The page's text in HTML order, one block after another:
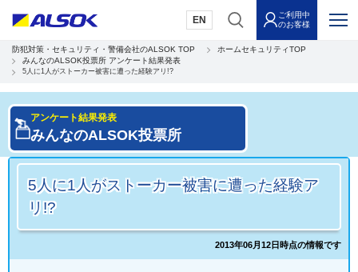
EN
ご利用中
のお客様
防犯対策・セキュリティ・警備会社のALSOK TOP
ホームセキュリティTOP
みんなのALSOK投票所 アンケート結果発表
5人に1人がストーカー被害に遭った経験アリ!?
アンケート結果発表
みんなのALSOK投票所
5人に1人がストーカー被害に遭った経験ア
リ!?
2013年06月12日時点の情報です